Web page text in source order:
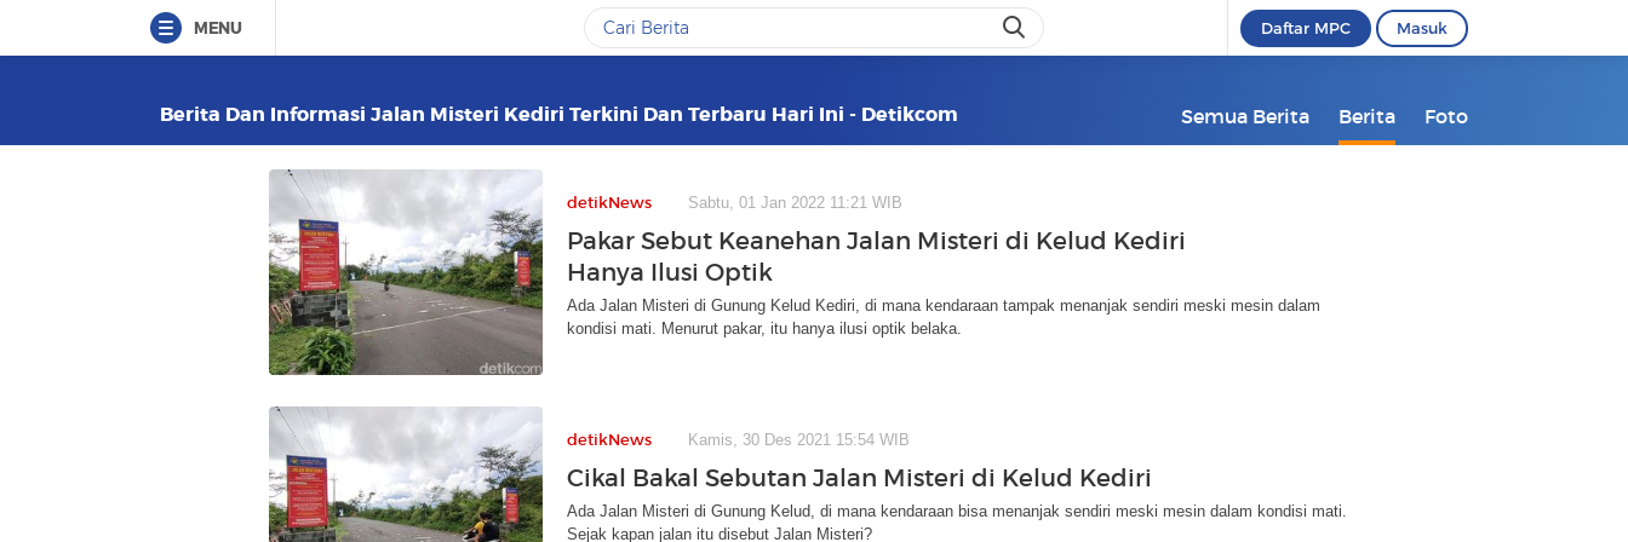
MENU Daftar MPC Masuk
Berita Dan Informasi Jalan Misteri Kediri Terkini Dan Terbaru Hari Ini - Detikcom Semua Berita Berita Foto
detikNews Sabtu, 01 Jan 2022 11:21 WIB
Pakar Sebut Keanehan Jalan Misteri di Kelud Kediri
Hanya Ilusi Optik
Ada Jalan Misteri di Gunung Kelud Kediri, di mana kendaraan tampak menanjak sendiri meski mesin dalam
kondisi mati. Menurut pakar, itu hanya ilusi optik belaka.
detikNews Kamis, 30 Des 2021 15:54 WIB
Cikal Bakal Sebutan Jalan Misteri di Kelud Kediri
Ada Jalan Misteri di Gunung Kelud, di mana kendaraan bisa menanjak sendiri meski mesin dalam kondisi mati.
Sejak kapan jalan itu disebut Jalan Misteri?